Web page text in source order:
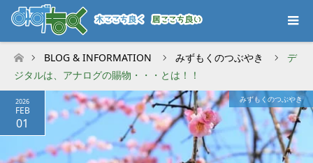
ホーム
BLOG & INFORMATION みずもくのつぶやき
デ
ジタルは、アナログの賜物・・・とは！！
2026
FEB
01
みずもくのつぶやき